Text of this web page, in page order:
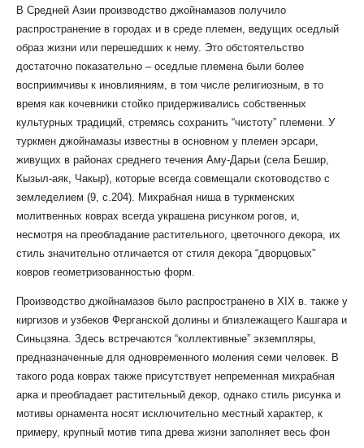
В Средней Азии производство джойнамазов получило
распространение в городах и в среде племен, ведущих оседлый
образ жизни или перешедших к нему. Это обстоятельство
достаточно показательно – оседлые племена были более
восприимчивы к иновлияниям, в том числе религиозным, в то
время как кочевники стойко придерживались собственных
культурных традиций, стремясь сохранить “чистоту” племени. У
туркмен джойнамазы известны в основном у племен эрсари,
живущих в районах среднего течения Аму-Дарьи (села Бешир,
Кызыл-аяк, Чакыр), которые всегда совмещали скотоводство с
земледелием (9, с.204). Михрабная ниша в туркменских
молитвенных коврах всегда украшена рисунком рогов, и,
несмотря на преобладание растительного, цветочного декора, их
стиль значительно отличается от стиля декора “дворцовых”
ковров геометризованностью форм.
Производство джойнамазов было распространено в XIX в. также у
киргизов и узбеков Ферганской долины и близлежащего Кашгара и
Синьцзяна. Здесь встречаются “коллективные” экземпляры,
предназначенные для одновременного моления семи человек. В
такого рода коврах также присутствует непременная михрабная
арка и преобладает растительный декор, однако стиль рисунка и
мотивы орнамента носят исключительно местный характер, к
примеру, крупный мотив типа древа жизни заполняет весь фон